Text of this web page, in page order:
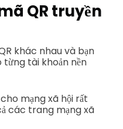
QR truyền
khác nhau và bạn
từng tài khoản nền
mạng xã hội rất
các trang mạng xã